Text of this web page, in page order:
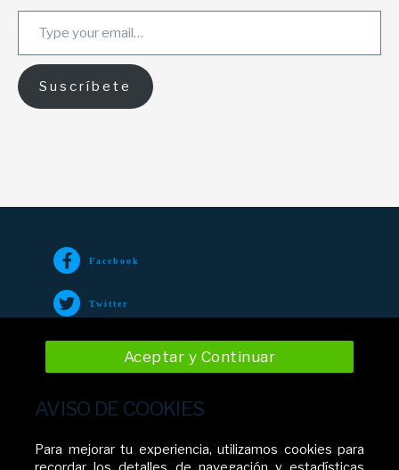
Type your email…
Suscríbete
Facebook
Twitter
AVISO DE COOKIES
Para mejorar tu experiencia, utilizamos cookies para
Aceptar y Continuar